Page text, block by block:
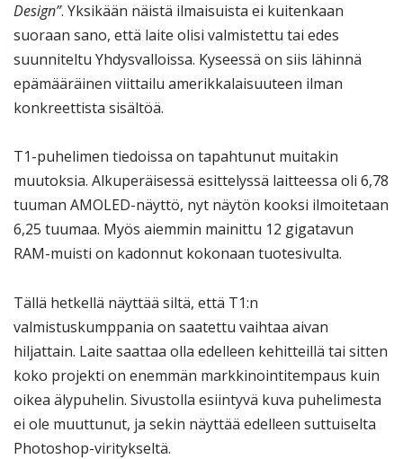
Design”. Yksikään näistä ilmaisuista ei kuitenkaan
suoraan sano, että laite olisi valmistettu tai edes
suunniteltu Yhdysvalloissa. Kyseessä on siis lähinnä
epämääräinen viittailu amerikkalaisuuteen ilman
konkreettista sisältöä.
T1-puhelimen tiedoissa on tapahtunut muitakin
muutoksia. Alkuperäisessä esittelyssä laitteessa oli 6,78
tuuman AMOLED-näyttö, nyt näytön kooksi ilmoitetaan
6,25 tuumaa. Myös aiemmin mainittu 12 gigatavun
RAM-muisti on kadonnut kokonaan tuotesivulta.
Tällä hetkellä näyttää siltä, että T1:n
valmistuskumppania on saatettu vaihtaa aivan
hiljattain. Laite saattaa olla edelleen kehitteillä tai sitten
koko projekti on enemmän markkinointitempaus kuin
oikea älypuhelin. Sivustolla esiintyvä kuva puhelimesta
ei ole muuttunut, ja sekin näyttää edelleen suttuiselta
Photoshop-viritykseltä.